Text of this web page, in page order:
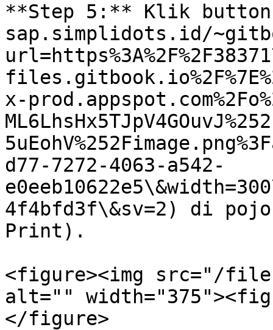
**Step 5:** Klik
sap.simplidots.id/
x-
d77-7272-4063-a542-
4f4bfd3f\&sv=2) di
Print).
<figure><img src="/
alt=""
</figure>